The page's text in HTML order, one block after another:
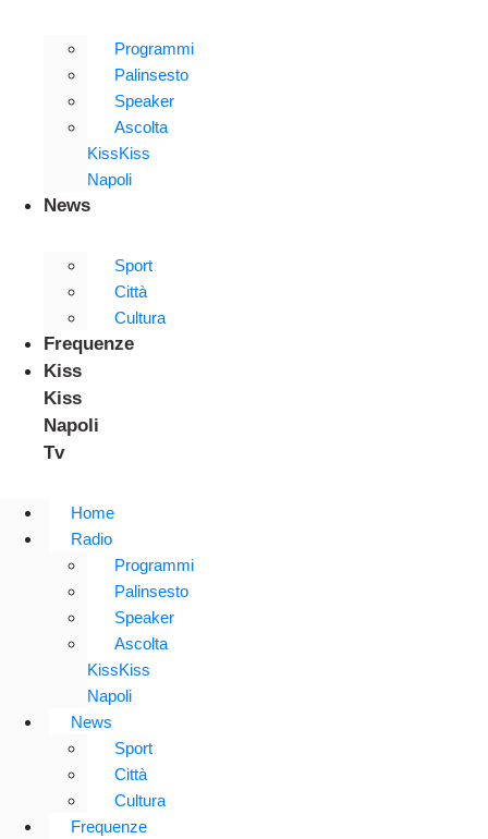
Programmi
Palinsesto
Speaker
Ascolta
KissKiss
Napoli
News
Sport
Città
Cultura
Frequenze
Kiss
Kiss
Napoli
Tv
Home
Radio
Programmi
Palinsesto
Speaker
Ascolta
KissKiss
Napoli
News
Sport
Città
Cultura
Frequenze